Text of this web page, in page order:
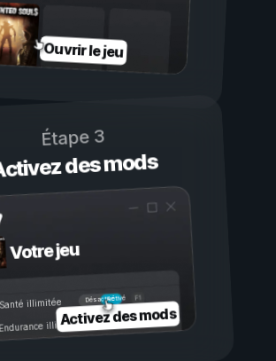
Ouvrir le jeu
Étape 3
des mods
Votre jeu
Activé
Désactivé
Santé illimitée
Endurance illimitéeActivez des mods